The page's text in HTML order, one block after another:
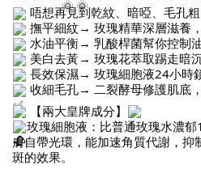
唔想再見到乾紋、暗啞、毛孔粗
撫平細紋→ 玫瑰精華深層滋養
水油平衡→ 乳酸桿菌幫你控制
美白去黃→ 玫瑰花萃取踢走暗
長效保濕→ 玫瑰細胞液24小時
收細毛孔→ 二裂酵母修護肌底
【兩大皇牌成分】
玫瑰細胞液：比普通玫瑰水濃
膚自帶光環，能加速角質代謝，抑
斑的效果。